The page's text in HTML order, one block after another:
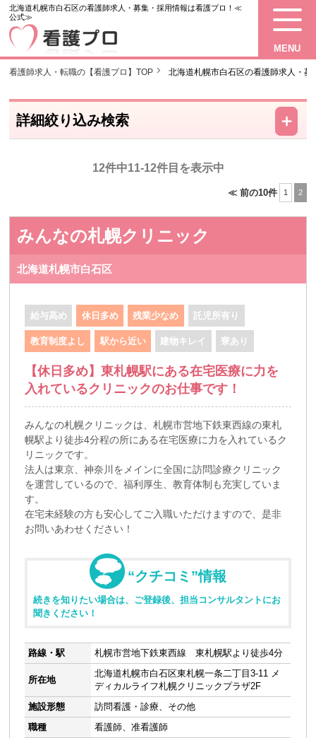
北海道札幌市白石区の看護師求人・募集・採用情報は看護プロ！≪
公式≫
MENU
看護師求人・転職の【看護プロ】TOP 北海道札幌市白石区の看護師求人・募
詳細絞り込み検索 －
＋
12件中11-12件目を表示中
≪ 前の10件 1 2
みんなの札幌クリニック
北海道札幌市白石区
給与高め 休日多め 残業少なめ 託児所有り
教育制度よし 駅から近い 建物キレイ 寮あり
【休日多め】東札幌駅にある在宅医療に力を
入れているクリニックのお仕事です！
みんなの札幌クリニックは、札幌市営地下鉄東西線の東札
幌駅より徒歩4分程の所にある在宅医療に力を入れているク
リニックです。
法人は東京、神奈川をメインに全国に訪問診療クリニック
を運営しているので、福利厚生、教育体制も充実していま
す。
在宅未経験の方も安心してご入職いただけますので、是非
お問いあわせください！
“クチコミ”情報
続きを知りたい場合は、ご登録後、担当コンサルタントにお
聞きください！
路線・駅 札幌市営地下鉄東西線 東札幌駅より徒歩4分
所在地
北海道札幌市白石区東札幌一条二丁目3-11 メ
ディカルライフ札幌クリニックプラザ2F
施設形態
訪問看護・診療、その他
職種
看護師、准看護師